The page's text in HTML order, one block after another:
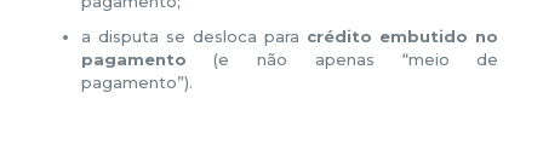
a disputa se desloca para crédito embutido no
pagamento (e não apenas “meio de
pagamento”).